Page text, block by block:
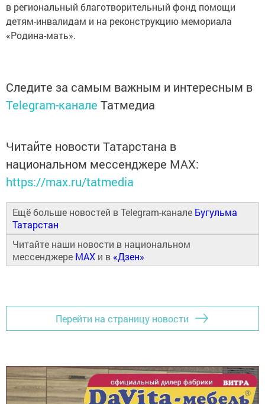
в региональный благотворительный фонд помощи
детям-инвалидам и на реконструкцию мемориала
«Родина-мать».
Следите за самым важным и интересным в
Telegram-канале Татмедиа
Читайте новости Татарстана в
национальном мессенджере MАХ:
https://max.ru/tatmedia
Ещё больше новостей в Telegram-канале Бугульма
Татарстан
Читайте наши новости в национальном
мессенджере MAX и в «Дзен»
Перейти на страницу новости